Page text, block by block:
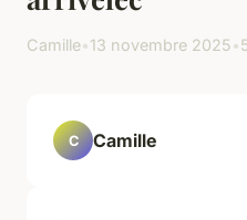
Camille•13 novembre 2025•
C Camille